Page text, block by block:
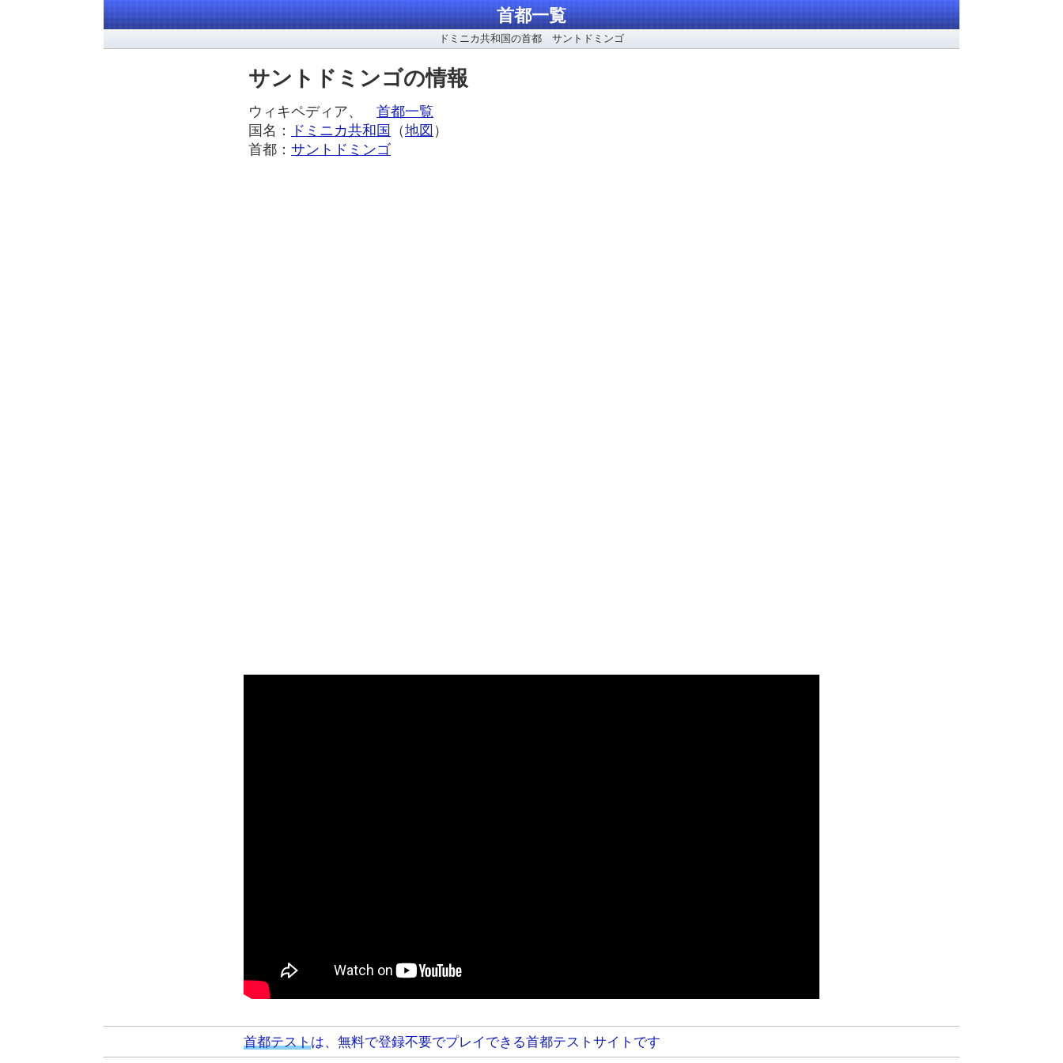
首都一覧
ドミニカ共和国の首都 サントドミンゴ
サントドミンゴの情報
ウィキペディア、 首都一覧
国名：
ドミニカ共和国 （地図 ）
首都： サントドミンゴ
首都テスト は、無料で登録不要でプレイできる首都テストサイトです